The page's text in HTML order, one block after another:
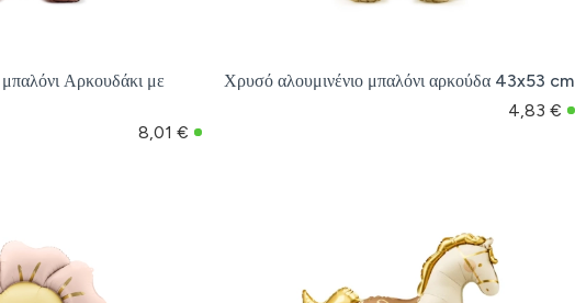
Αρκουδάκι με
8,01 €
Χρυσό αλουμινένιο μπαλόνι αρκούδα 43x53 cm
4,83 €